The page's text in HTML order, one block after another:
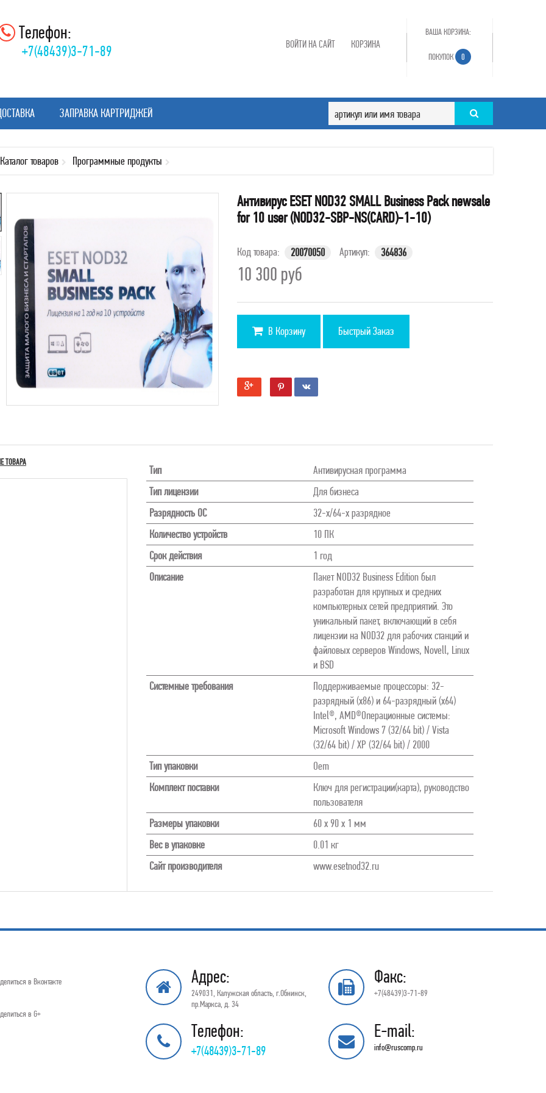
Телефон:
+7(48439)3-71-89
ВАША КОРЗИНА:
ПОКУПОК 0
ВОЙТИ НА САЙТ КОРЗИНА
ЗАПРАВКА КАРТРИДЖЕЙ
Каталог товаров Программные продукты
Антивирус ESET NOD32 SMALL Business Pack newsale
for 10 user (NOD32-SBP-NS(CARD)-1-10)
Код товара: 20070050 Артикул: 364836
10 300 руб
В Корзину Быстрый Заказ
ТОВАРА
Тип
Антивирусная программа
Тип лицензии
Для бизнеса
Разрядность ОС
32-х/64-х разрядное
Количество устройств
10 ПК
Срок действия
1 год
Описание
Пакет NOD32 Business Edition был
разработан для крупных и средних
компьютерных сетей предприятий. Это
уникальный пакет, включающий в себя
лицензии на NOD32 для рабочих станций и
файловых серверов Windows, Novell, Linux
и BSD
Системные требования
Поддерживаемые процессоры: 32-
разрядный (x86) и 64-разрядный (x64)
Intel®, AMD®Операционные системы:
Microsoft Windows 7 (32/64 bit) / Vista
(32/64 bit) / XP (32/64 bit) / 2000
Тип упаковки
Oem
Комплект поставки
Ключ для регистрации(карта), руководство
пользователя
Размеры упаковки
60 x 90 x 1 мм
Вес в упаковке
0.01 кг
Сайт производителя
www.esetnod32.ru
в Вконтакте
в G+
Адрес:
249031, Калужская область, г.Обнинск,
пр.Маркса, д. 34
Телефон:
+7(48439)3-71-89
Факс:
+7(48439)3-71-89
E-mail:
info@ruscomp.ru